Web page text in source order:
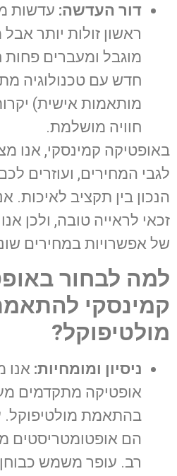
דור העדשה: עדשות
ראשון זולות יותר
מוגבל ומעברים
חדש עם טכנולוגיה
מותאמות אישית)
חוויה מושלמת.
באופטיקה קמינסקי, אנו
לגבי המחירים, ועוזרים
הנכון בין תקציב לאיכות.
זכאי לראייה טובה, ולכן
של אפשרויות במחירים
למה לבחור
קמינסקי
מולטיפוקל?
ניסיון ומומחיות: אנו
בהתאמת מולטיפוקל.
הם אופטומטריסטים
רב. עופר משמש